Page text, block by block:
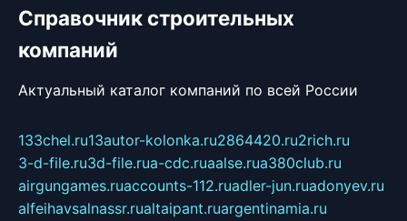
Справочник строительных
компаний
Актуальный каталог компаний по всей России
133chel.ru13autor-kolonka.ru2864420.ru2rich.ru
3-d-file.ru3d-file.rua-cdc.ruaalse.rua380club.ru
airgungames.ruaccounts-112.ruadler-jun.ruadonyev.ru
alfeihavsalnassr.rualtaipant.ruargentinamia.ru